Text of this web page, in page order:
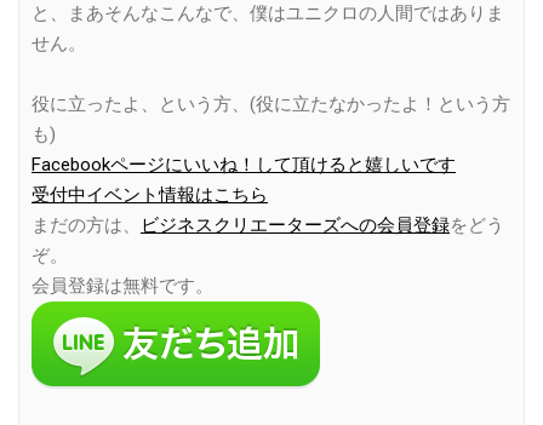
と、まあそんなこんなで、僕はユニクロの人間ではありま
せん。
役に立ったよ、という方、(役に立たなかったよ！という方
も)
Facebookページにいいね！して頂けると嬉しいです
受付中イベント情報はこちら
まだの方は、
ビジネスクリエーターズへの会員登録をどう
ぞ。
会員登録は無料です。